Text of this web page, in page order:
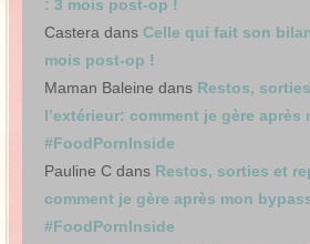
: 3 mois post-op !
Castera dans Celle qui fait son
mois post-op !
Maman Baleine dans Restos,
l’extérieur: comment je gère après
#FoodPornInside
Pauline C dans Restos, sorties et
comment je gère après mon
#FoodPornInside